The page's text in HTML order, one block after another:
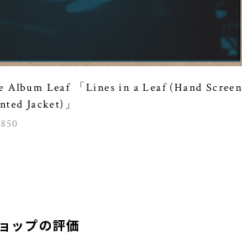
Album Leaf 「Lines in a Leaf (Hand Screen
Jacket)」
ップの評価